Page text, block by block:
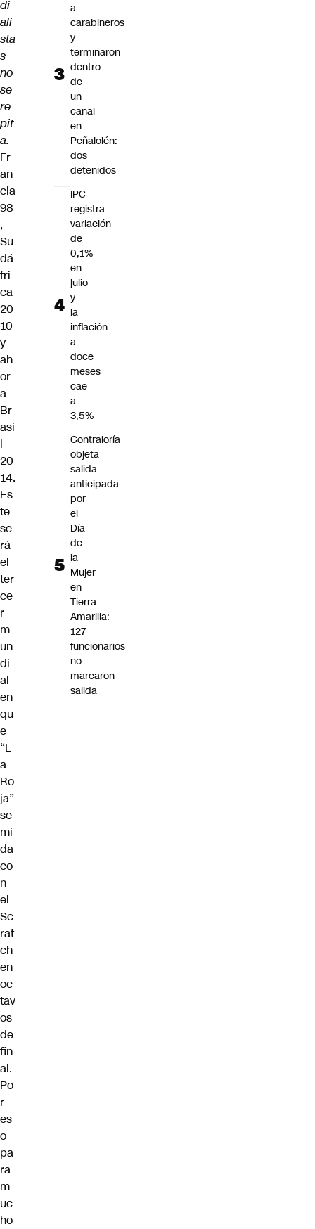
di
ali
sta
s
no
se
re
pit
a.
Fr
an
cia
98
,
Su
dá
fri
ca
20
10
y
ah
or
a
Br
asi
l
20
14.
Es
te
se
rá
el
ter
ce
r
m
un
di
al
en
qu
e
“L
a
Ro
ja”
se
mi
da
co
n
el
Sc
rat
ch
en
oc
tav
os
de
fin
al.
Po
r
es
o
pa
ra
m
uc
ho
a
carabineros
y
terminaron
dentro
de
un
canal
en
Peñalolén:
dos
detenidos
IPC
registra
variación
de
0,1%
en
julio
y
la
inflación
a
doce
meses
cae
a
3,5%
Contraloría
objeta
salida
anticipada
por
el
Día
de
la
Mujer
en
Tierra
Amarilla:
127
funcionarios
no
marcaron
salida